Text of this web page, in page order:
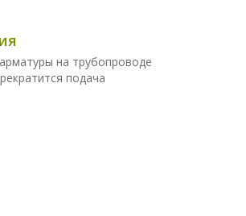
на трубопроводе
подача